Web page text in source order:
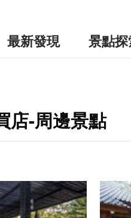
最新發現 景點
店-周邊景點